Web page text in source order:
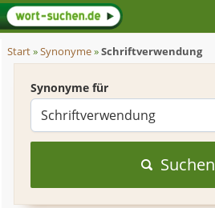
Start»Synonyme»Schriftverwendung
Synonyme für
Suchen